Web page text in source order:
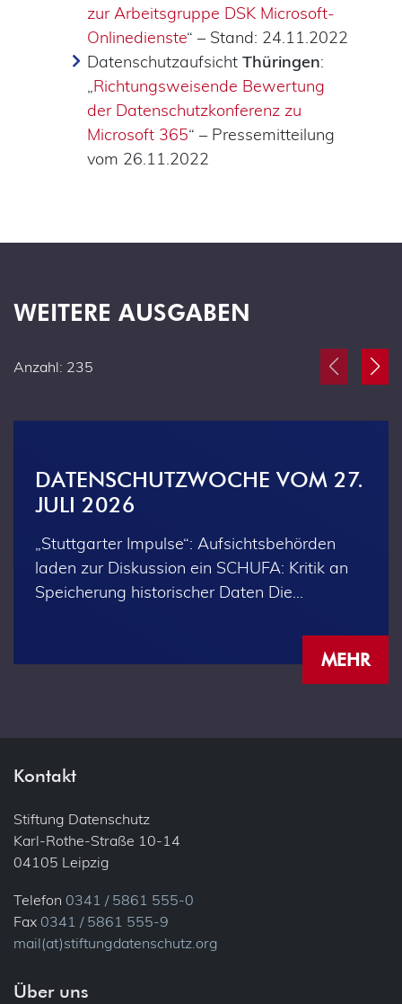
zur Arbeitsgruppe DSK Microsoft-
Onlinedienste“ – Stand: 24.11.2022
Datenschutzaufsicht Thüringen:
„Richtungsweisende Bewertung
der Datenschutzkonferenz zu
Microsoft 365“ – Pressemitteilung
vom 26.11.2022
WEITERE AUSGABEN
Anzahl: 235
DATENSCHUTZWOCHE VOM 27.
JULI 2026
„Stuttgarter Impulse“: Aufsichtsbehörden
laden zur Diskussion ein SCHUFA: Kritik an
Speicherung historischer Daten Die…
MEHR
Kontakt
Stiftung Datenschutz
Karl-Rothe-Straße 10-14
04105 Leipzig
Telefon 0341 / 5861 555-0
Fax 0341 / 5861 555-9
mail(at)stiftungdatenschutz.org
Über uns